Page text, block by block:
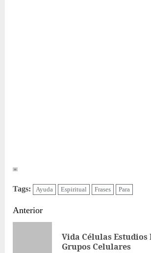
Tags: Ayuda Espiritual Frases Para
Sigue
Anterior
Vida Células Estudios
Grupos Celulares